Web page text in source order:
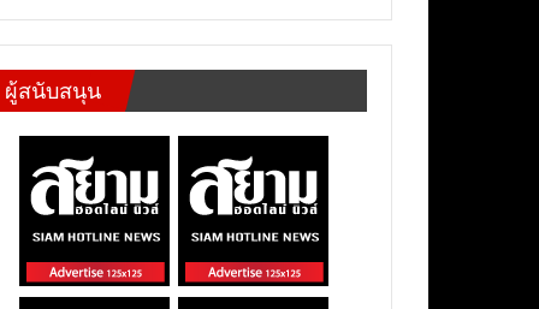
ผู้สนับสนุน